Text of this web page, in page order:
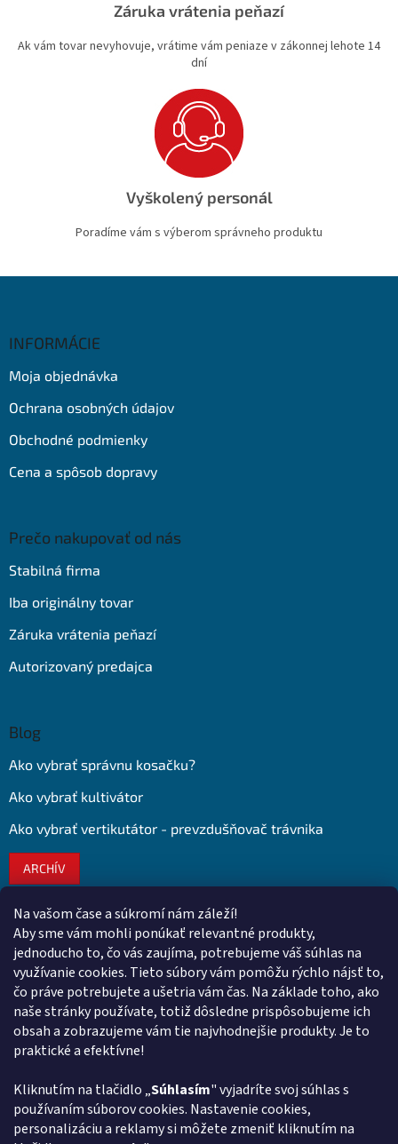
Na vašom čase a súkromí nám záleží!
Aby sme vám mohli ponúkať relevantné produkty,
jednoducho to, čo vás zaujíma, potrebujeme váš súhlas na
využívanie cookies. Tieto súbory vám pomôžu rýchlo nájsť to,
čo práve potrebujete a ušetria vám čas. Na základe toho, ako
naše stránky používate, totiž dôsledne prispôsobujeme ich
obsah a zobrazujeme vám tie najvhodnejšie produkty. Je to
praktické a efektívne!
Kliknutím na tlačidlo „Súhlasím" vyjadríte svoj súhlas s
používaním súborov cookies. Nastavenie cookies,
personalizáciu a reklamy si môžete zmeniť kliknutím na
Záruka vrátenia peňazí
Ak vám tovar nevyhovuje, vrátime vám peniaze v zákonnej lehote 14
dní
Vyškolený personál
Poradíme vám s výberom správneho produktu
INFORMÁCIE
Moja objednávka
Ochrana osobných údajov
Obchodné podmienky
Cena a spôsob dopravy
Prečo nakupovať od nás
Stabilná firma
Iba originálny tovar
Záruka vrátenia peňazí
Autorizovaný predajca
Blog
Ako vybrať správnu kosačku?
Ako vybrať kultivátor
Ako vybrať vertikutátor - prevzdušňovač trávnika
ARCHÍV
Kontakt
obchod@ euroshopy.sk
0911 931 019
0911 931 019
Facebook Euroshopy
Prijímame online platby